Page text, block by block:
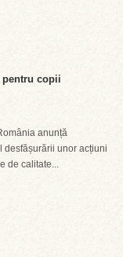
pentru copii
anunță
desfășurării unor acțiuni
de calitate...